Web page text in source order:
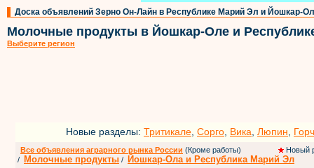
Доска объявлений Зерно Он-Лайн в Республике Марий Эл и Йошкар-
Молочные продукты в Йошкар-Оле и
Выберите регион
Новые разделы: Тритикале Сорго Вика Люпин
Все объявления аграрного рынка России (Кроме работы)
Новый
/
Молочные продукты / Йошкар-Ола и Республика Марий Эл